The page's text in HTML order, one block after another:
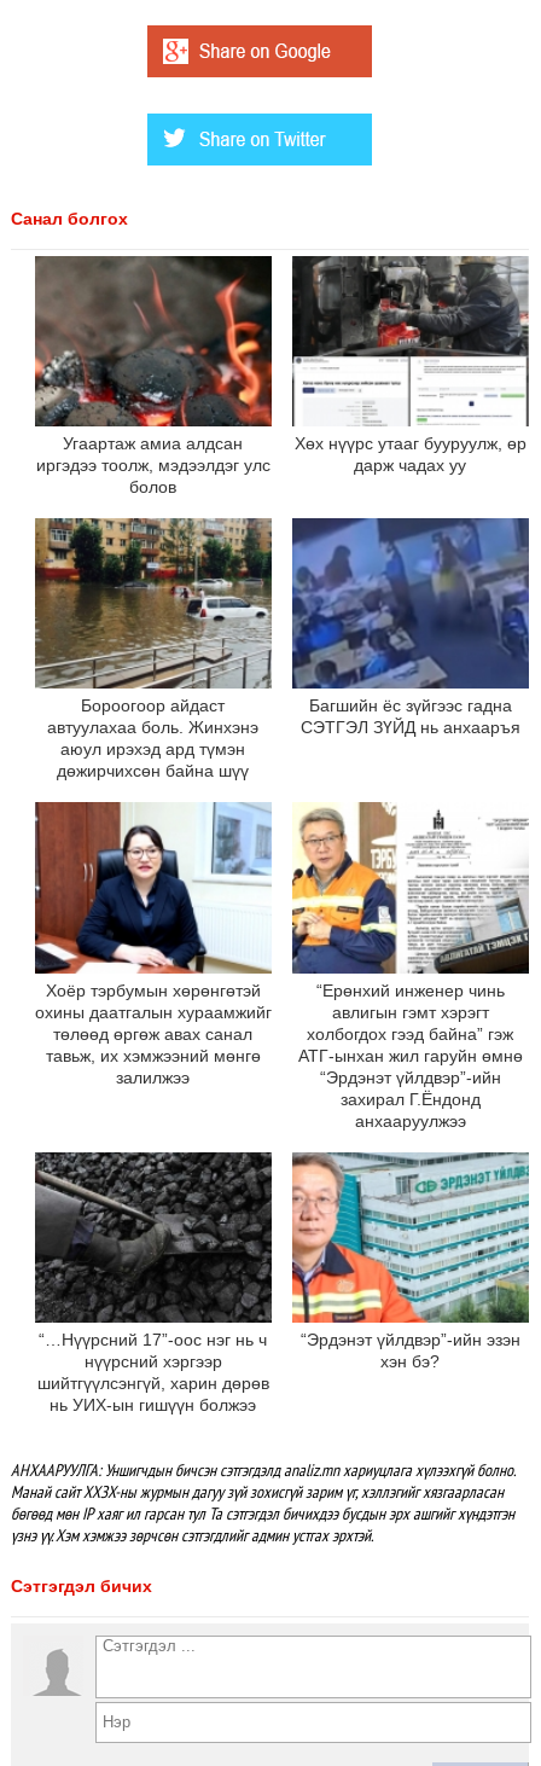
Санал болгох
Угаартаж амиа алдсан
иргэдээ тоолж, мэдээлдэг улс
болов
Хөх нүүрс утааг бууруулж, өр
дарж чадах уу
Бороогоор айдаст
автуулахаа боль. Жинхэнэ
аюул ирэхэд ард түмэн
дөжирчихсөн байна шүү
Багшийн ёс зүйгээс гадна
СЭТГЭЛ ЗҮЙД нь анхааръя
Хоёр тэрбумын хөрөнгөтэй
охины даатгалын хураамжийг
төлөөд өргөж авах санал
тавьж, их хэмжээний мөнгө
залилжээ
“Ерөнхий инженер чинь
авлигын гэмт хэрэгт
холбогдох гээд байна” гэж
АТГ-ынхан жил гаруйн өмнө
“Эрдэнэт үйлдвэр”-ийн
захирал Г.Ёндонд
анхааруулжээ
“…Нүүрсний 17”-оос нэг нь ч
нүүрсний хэргээр
шийтгүүлсэнгүй, харин дөрөв
нь УИХ-ын гишүүн болжээ
“Эрдэнэт үйлдвэр”-ийн эзэн
хэн бэ?
АНХААРУУЛГА: Уншигчдын бичсэн сэтгэгдэлд analiz.mn хариуцлага хүлээхгүй болно.
Манай сайт ХХЗХ-ны журмын дагуу зүй зохисгүй зарим үг, хэллэгийг хязгаарласан
бөгөөд мөн IP хаяг ил гарсан тул Та сэтгэгдэл бичихдээ бусдын эрх ашгийг хүндэтгэн
үзнэ үү. Хэм хэмжээ зөрчсөн сэтгэгдлийг админ устгах эрхтэй.
Сэтгэгдэл бичих